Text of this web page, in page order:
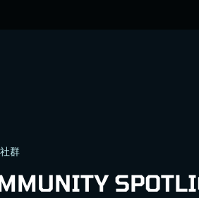
社群